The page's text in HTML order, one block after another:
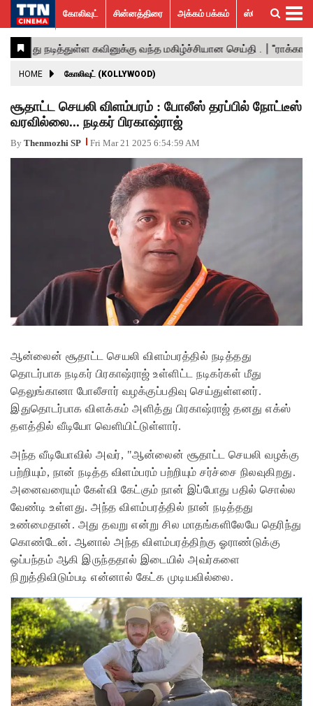
கோலிவுட்
சின்னத்திரை
பாலிவுட்
ஹாலிவுட்
அக்கம்
பக்கம்
ஸ்பெஷல்
ஸ்டோரீஸ்
விமர்சனம்
GALLERY
ACTRESS
ACTORS
MOVIESTILLS
EVENTS
VIDEOS
What’s
Hot
Trending
News
கோலிவுட் சின்னத்திரை அக்கம் பக்கம் ஸ்பெஷல் ஸ்டோரீஸ்
HOME கோலிவுட் (KOLLYWOOD)
சூதாட்ட செயலி விளம்பரம் : போலீஸ் தரப்பில் நோட்டீஸ்
வரவில்லை... நடிகர் பிரகாஷ்ராஜ்
By Thenmozhi SP Fri Mar 21 2025 6:54:59 AM
ஆன்லைன் சூதாட்ட செயலி விளம்பரத்தில் நடித்தது
தொடர்பாக நடிகர் பிரகாஷ்ராஜ் உள்ளிட்ட நடிகர்கள் மீது
தெலுங்கானா போலீசார் வழக்குப்பதிவு செய்துள்ளனர்.
இதுதொடர்பாக விளக்கம் அளித்து பிரகாஷ்ராஜ் தனது எக்ஸ்
தளத்தில் வீடியோ வெளியிட்டுள்ளார்.
அந்த வீடியோவில் அவர், "ஆன்லைன் சூதாட்ட செயலி வழக்கு
பற்றியும், நான் நடித்த விளம்பரம் பற்றியும் சர்ச்சை நிலவுகிறது.
அனைவரையும் கேள்வி கேட்கும் நான் இப்போது பதில் சொல்ல
வேண்டி உள்ளது. அந்த விளம்பரத்தில் நான் நடித்தது
உண்மைதான். அது தவறு என்று சில மாதங்களிலேயே தெரிந்து
கொண்டேன். ஆனால் அந்த விளம்பரத்திற்கு ஓராண்டுக்கு
ஒப்பந்தம் ஆகி இருந்ததால் இடையில் அவர்களை
நிறுத்திவிடும்படி என்னால் கேட்க முடியவில்லை.